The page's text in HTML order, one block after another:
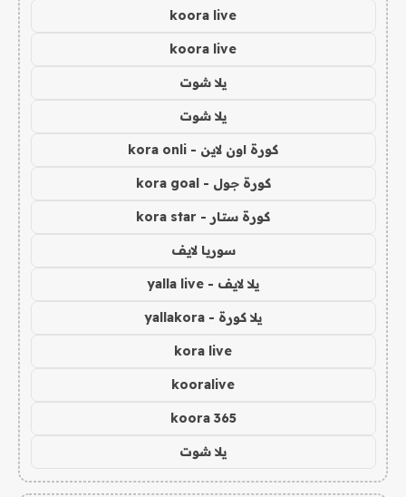
koora live
koora live
يلا شوت
يلا شوت
كورة اون لاين - kora onli
كورة جول - kora goal
كورة ستار - kora star
سوريا لايف
يلا لايف - yalla live
يلا كورة - yallakora
kora live
kooralive
koora 365
يلا شوت